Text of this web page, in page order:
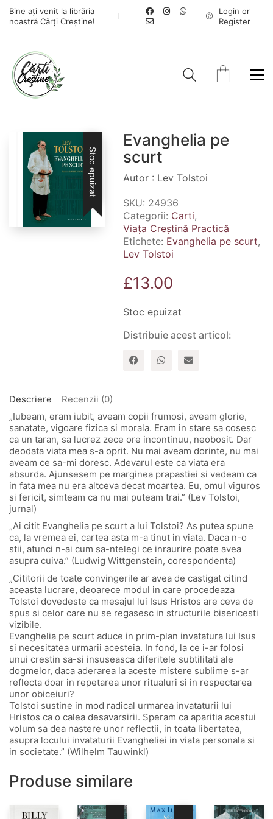
Bine ați venit la librăria
noastră Cărți Creștine!
Login or
Register
Stoc epuizat
Evanghelia pe
scurt
Autor : Lev Tolstoi
SKU: 24936
Categorii: Carti,
Viața Creștină Practică
Etichete: Evanghelia pe scurt,
Lev Tolstoi
£13.00
Stoc epuizat
Distribuie acest articol:
Descriere
Recenzii (0)
„Iubeam, eram iubit, aveam copii frumosi, aveam glorie,
sanatate, vigoare fizica si morala. Eram in stare sa cosesc
ca un taran, sa lucrez zece ore incontinuu, neobosit. Dar
deodata viata mea s-a oprit. Nu mai aveam dorinte, nu mai
aveam ce sa-mi doresc. Adevarul este ca viata era
absurda. Ajunsesem pe marginea prapastiei si vedeam ca
in fata mea nu era altceva decat moartea. Eu, omul viguros
si fericit, simteam ca nu mai puteam trai.” (Lev Tolstoi,
jurnal)
„Ai citit Evanghelia pe scurt a lui Tolstoi? As putea spune
ca, la vremea ei, cartea asta m-a tinut in viata. Daca n-o
stii, atunci n-ai cum sa-ntelegi ce inraurire poate avea
asupra cuiva.” (Ludwig Wittgenstein, corespondenta)
„Cititorii de toate convingerile ar avea de castigat citind
aceasta lucrare, deoarece modul in care procedeaza
Tolstoi dovedeste ca mesajul lui Isus Hristos are ceva de
spus si celor care nu se regasesc in structurile bisericesti
vizibile.
Evanghelia pe scurt aduce in prim-plan invatatura lui Isus
si necesitatea urmarii acesteia. In fond, la ce i-ar folosi
unui crestin sa-si insuseasca diferitele subtilitati ale
dogmelor, daca aderarea la aceste mistere sublime s-ar
reflecta doar in repetarea unor ritualuri si in respectarea
unor obiceiuri?
Tolstoi sustine in mod radical urmarea invataturii lui
Hristos ca o calea desavarsirii. Speram ca aparitia acestui
volum sa dea nastere unor reflectii, in toata libertatea,
asupra locului invataturii Evangheliei in viata personala si
in societate.” (Wilhelm Tauwinkl)
Produse similare